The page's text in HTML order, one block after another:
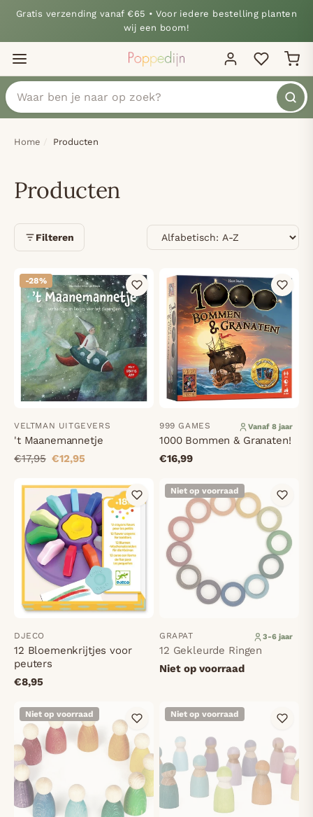
Gratis verzending vanaf €65 • Voor iedere bestelling planten
wij een boom!
Home Producten
Producten
Filteren Sorteren
-28%
VELTMAN UITGEVERS
't Maanemannetje
€17,95 €12,95
999 GAMES Vanaf 8 jaar
1000 Bommen & Granaten!
€16,99
DJECO
12 Bloemenkrijtjes voor
peuters
€8,95
Niet op voorraad
GRAPAT 3-6 jaar
12 Gekleurde Ringen
Niet op voorraad
Niet op voorraad Niet op voorraad